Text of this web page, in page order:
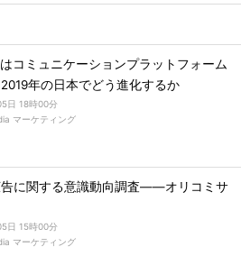
コミュニケーションプラットフォーム
年の日本でどう進化するか
日 18時00分
マーケティング
告に関する意識動向調査――オリコミサ
日 15時00分
マーケティング